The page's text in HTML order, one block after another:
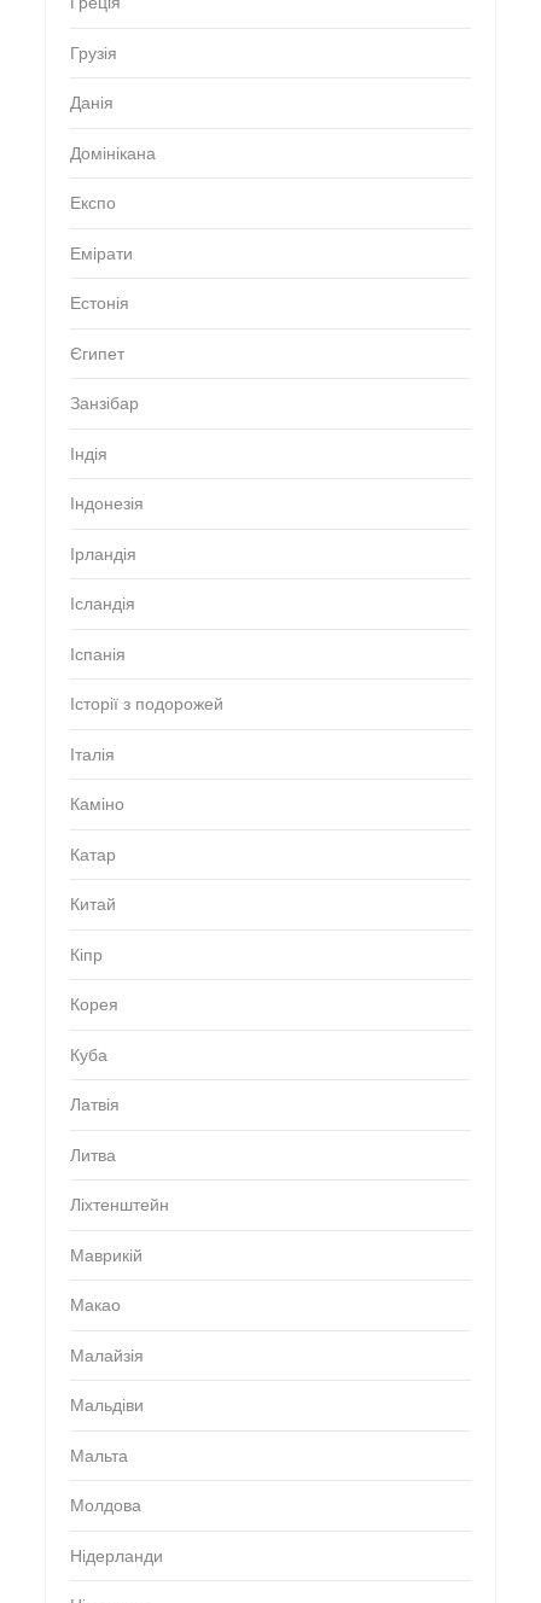
Грузія
Данія
Домінікана
Експо
Емірати
Естонія
Єгипет
Занзібар
Індія
Індонезія
Ірландія
Ісландія
Іспанія
Історії з подорожей
Італія
Каміно
Катар
Китай
Кіпр
Корея
Куба
Латвія
Литва
Ліхтенштейн
Маврикій
Макао
Малайзія
Мальдіви
Мальта
Молдова
Нідерланди